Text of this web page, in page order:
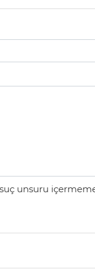
unsuru